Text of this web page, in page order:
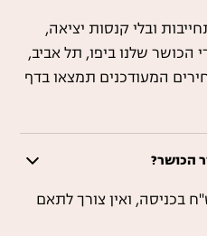
ובלי קנסות יציאה,
הכושר שלנו ביפו, תל אביב,
המעודכנים תמצאו בדף
הכושר?
בשמחה. העלות היא 50 ש"ח בכניסה, ואין צורך לתאם